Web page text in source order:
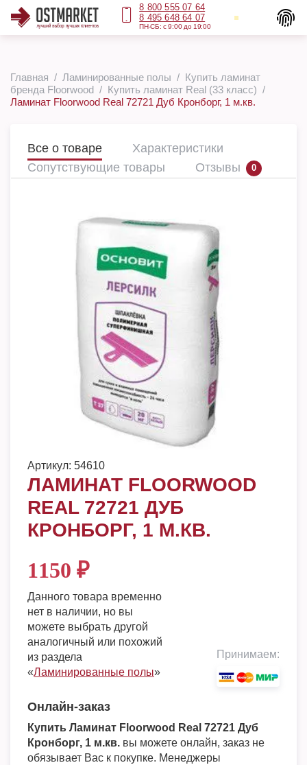
8 800 555 07 64
8 495 648 64 07
ПН-СБ: с 9:00 до 19:00
Главная Ламинированные полы
Купить ламинат
бренда Floorwood
Купить ламинат Real (33 класс)
Ламинат Floorwood Real 72721 Дуб Кронборг, 1 м.кв.
Все о товаре
Характеристики
Сопутствующие товары
Отзывы 0
Артикул: 54610
ЛАМИНАТ FLOORWOOD
REAL 72721 ДУБ
КРОНБОРГ, 1 М.КВ.
1150 ₽
Данного товара временно
нет в наличии, но вы
можете выбрать другой
аналогичный или похожий
из раздела
«Ламинированные полы»
Принимаем:
Онлайн-заказ
Купить Ламинат Floorwood Real 72721 Дуб
Кронборг, 1 м.кв. вы можете онлайн, заказ не
обязывает Вас к покупке. Менеджеры